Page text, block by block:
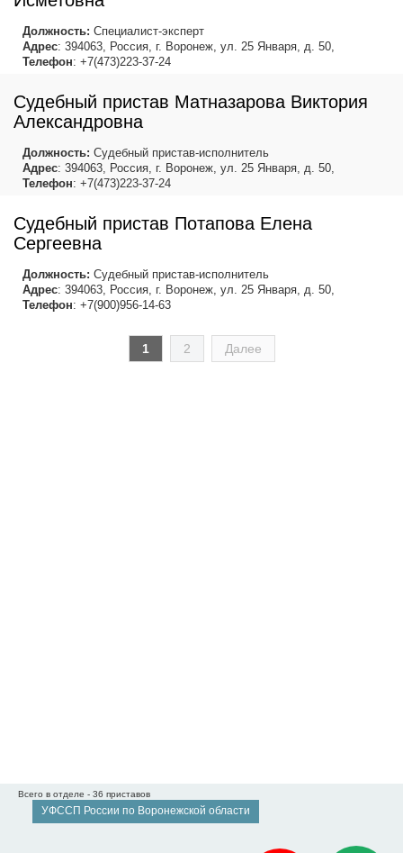
Должность: Специалист-эксперт
Адрес: 394063, Россия, г. Воронеж, ул. 25 Января, д. 50,
Телефон: +7(473)223-37-24
Судебный пристав Матназарова Виктория
Александровна
Должность: Судебный пристав-исполнитель
Адрес: 394063, Россия, г. Воронеж, ул. 25 Января, д. 50,
Телефон: +7(473)223-37-24
Судебный пристав Потапова Елена
Сергеевна
Должность: Судебный пристав-исполнитель
Адрес: 394063, Россия, г. Воронеж, ул. 25 Января, д. 50,
Телефон: +7(900)956-14-63
1 2 Далее
Всего в отделе - 36 приставов
УФССП России по Воронежской области